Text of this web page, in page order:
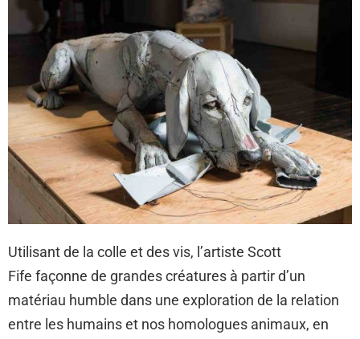
Utilisant de la colle et des vis, l’artiste Scott
Fife façonne de grandes créatures à partir d’un
matériau humble dans une exploration de la relation
entre les humains et nos homologues animaux, en